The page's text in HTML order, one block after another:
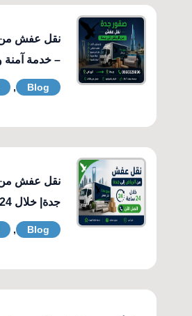
نقل عفش من
– خدمة آمنة
Blog
,
نقل عفش من
جدة| خلال 24 ساعة| اتصل الآن
Blog
,